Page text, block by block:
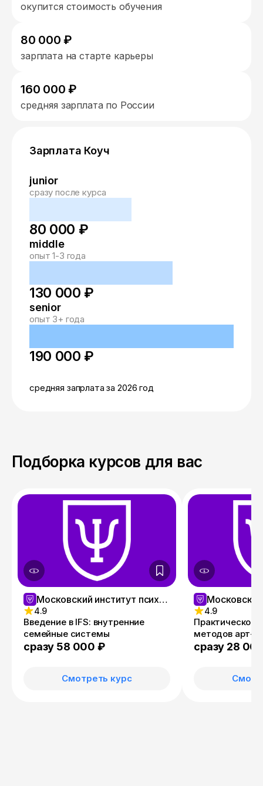
окупится стоимость обучения
80 000 ₽
зарплата на старте карьеры
160 000 ₽
средняя зарплата по России
Зарплата Коуч
junior
сразу после курса
80 000 ₽
middle
опыт 1-3 года
130 000 ₽
senior
опыт 3+ года
190 000 ₽
средняя запрлата за 2026 год
Подборка курсов для вас
Московский институт психологии
4.9
Введение в IFS: внутренние
семейные системы
сразу 58 000 ₽
Смотреть курс
4.9
Практическое
методов арт-
сразу 28